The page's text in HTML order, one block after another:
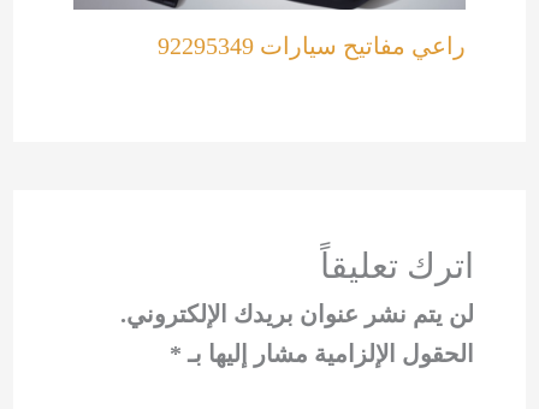
راعي مفاتيح سيارات 92295349
اترك تعليقاً
لن يتم نشر عنوان بريدك الإلكتروني.
الحقول الإلزامية مشار إليها بـ *